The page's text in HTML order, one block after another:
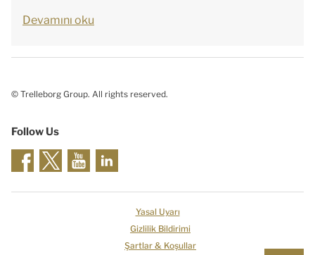
Devamını oku
© Trelleborg Group. All rights reserved.
Follow Us
Yasal Uyarı
Gizlilik Bildirimi
Şartlar & Koşullar